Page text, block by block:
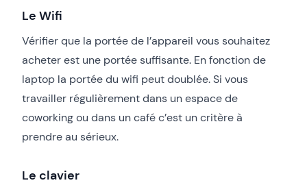
Le Wifi
Vérifier que la portée de l’appareil vous souhaitez
acheter est une portée suffisante. En fonction de
laptop la portée du wifi peut doublée. Si vous
travailler régulièrement dans un espace de
coworking ou dans un café c’est un critère à
prendre au sérieux.
Le clavier